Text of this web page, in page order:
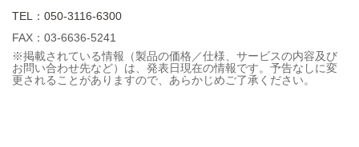
TEL：050-3116-6300
FAX：03-6636-5241
※掲載されている情報（製品の価格／仕様、サービスの内容及び
お問い合わせ先など）は、発表日現在の情報です。予告なしに変
更されることがありますので、あらかじめご了承ください。